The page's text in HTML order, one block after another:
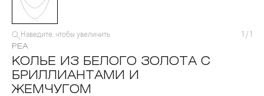
Наведите, чтобы увеличить 1 / 1
PEA
КОЛЬЕ ИЗ БЕЛОГО ЗОЛОТА С
БРИЛЛИАНТАМИ И
ЖЕМЧУГОМ